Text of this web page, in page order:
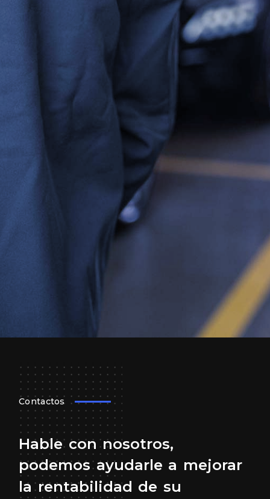
Contactos
Hable con nosotros,
podemos ayudarle a mejorar
la rentabilidad de su